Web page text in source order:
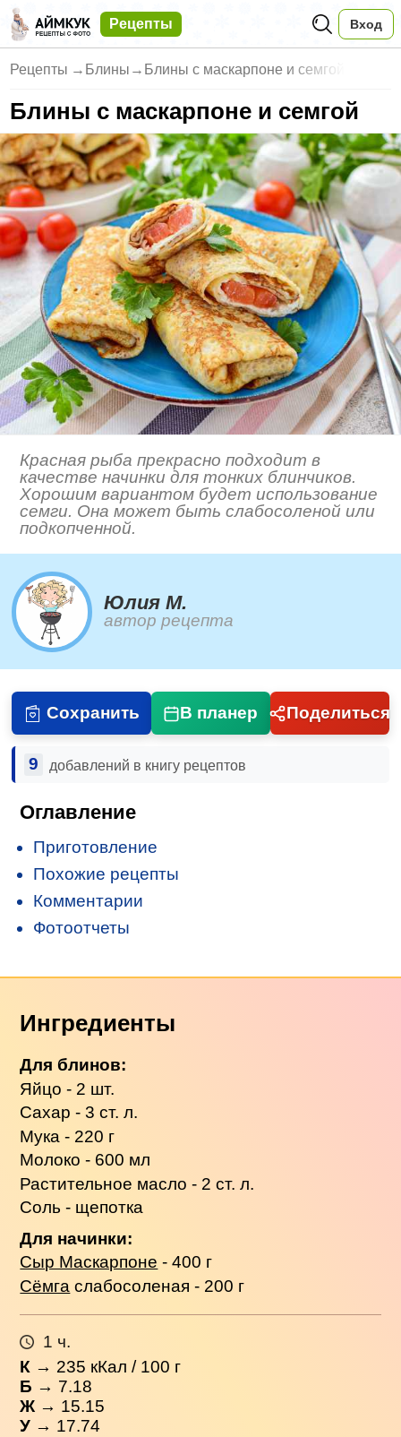
Рецепты Вход
Рецепты → Блины → Блины с маскарпоне и семгой
Блины с маскарпоне и семгой
Красная рыба прекрасно подходит в
качестве начинки для тонких блинчиков.
Хорошим вариантом будет использование
семги. Она может быть слабосоленой или
подкопченной.
Юлия М.
автор рецепта
Сохранить В планер Поделиться
9 добавлений в книгу рецептов
Оглавление
Приготовление
Похожие рецепты
Комментарии
Фотоотчеты
Ингредиенты
Для блинов:
Яйцо - 2 шт.
Сахар - 3 ст. л.
Мука - 220 г
Молоко - 600 мл
Растительное масло - 2 ст. л.
Соль - щепотка
Для начинки:
Сыр Маскарпоне - 400 г
Сёмга слабосоленая - 200 г
1 ч.
К → 235 кКал / 100 г
Б → 7.18
Ж → 15.15
У → 17.74